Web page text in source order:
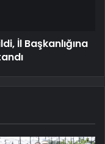
İl Başkanlığına